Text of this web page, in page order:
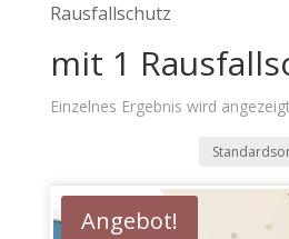
Rausfallschutz
mit 1
Einzelnes Ergebnis wird angezeigt
Angebot!